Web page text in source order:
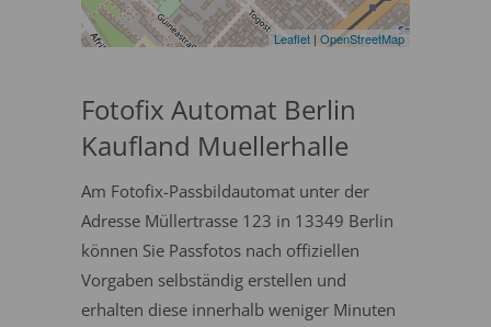
Leaflet | OpenStreetMap
Fotofix Automat Berlin
Kaufland Muellerhalle
Am Fotofix-Passbildautomat unter der
Adresse Müllertrasse 123 in 13349 Berlin
können Sie Passfotos nach offiziellen
Vorgaben selbständig erstellen und
erhalten diese innerhalb weniger Minuten